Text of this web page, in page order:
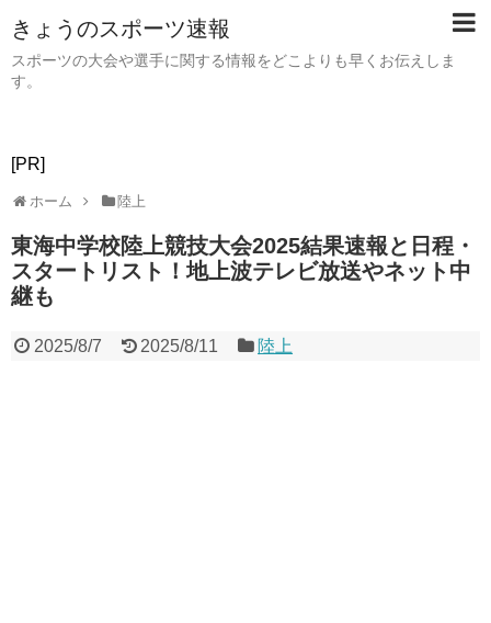
きょうのスポーツ速報
スポーツの大会や選手に関する情報をどこよりも早くお伝えしま
す。
[PR]
ホーム 陸上
東海中学校陸上競技大会2025結果速報と日程・
スタートリスト！地上波テレビ放送やネット中
継も
2025/8/7 2025/8/11 陸上